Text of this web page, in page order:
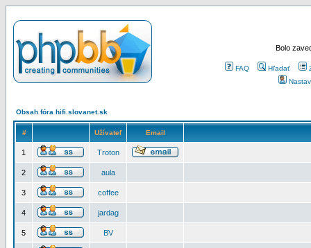
Bolo
FAQ Hľadať
Obsah fóra hifi.slovanet.sk
# Užívateľ Email
1 Troton
2 aula
3 coffee
4 jardag
5 BV